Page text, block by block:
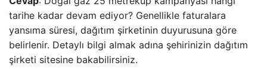
tarihe kadar devam ediyor? Genellikle faturalara
yansıma süresi, dağıtım şirketinin duyurusuna göre
belirlenir. Detaylı bilgi almak adına şehirinizin dağıtım
şirketi sitesine bakabilirsiniz.